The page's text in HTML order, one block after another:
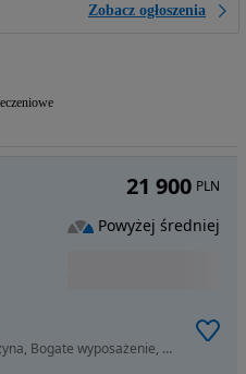
Zobacz ogłoszenia
1596 cm3 • 105 KM • 1.6 Stara Benzyna, Bogate wyposażenie, Zadbany, POLECAM
21 900 PLN
Powyżej średniej